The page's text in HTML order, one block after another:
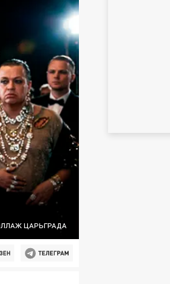
ЦАРЬГРАДА